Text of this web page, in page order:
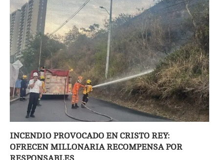
INCENDIO PROVOCADO EN CRISTO REY:
OFRECEN MILLONARIA RECOMPENSA POR